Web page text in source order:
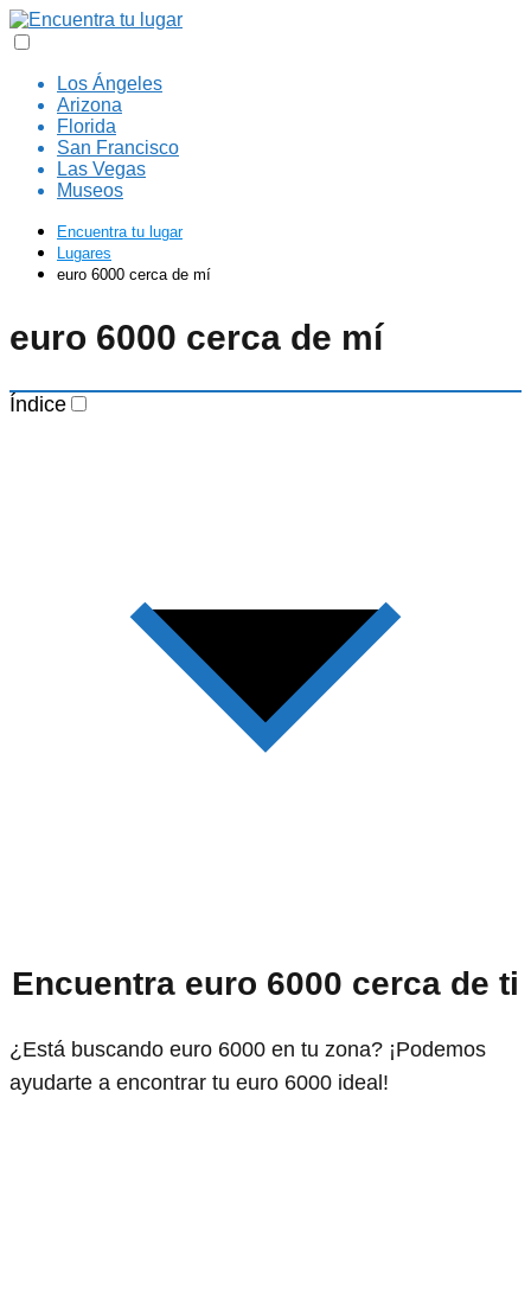
Los Ángeles
Arizona
Florida
San Francisco
Las Vegas
Museos
Encuentra tu lugar
Lugares
euro 6000 cerca de mí
euro 6000 cerca de mí
Índice
Encuentra euro 6000 cerca de ti
¿Está buscando euro 6000 en tu zona? ¡Podemos
ayudarte a encontrar tu euro 6000 ideal!